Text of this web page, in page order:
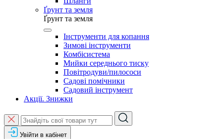
Ґрунт та земля
Ґрунт та земля
Інструменти для копання
Зимові інструменти
Комбісистема
Мийки середнього тиску
Повітродуви/пилососи
Садові помічники
Садовий інструмент
Акції. Знижки
Увійти в кабінет